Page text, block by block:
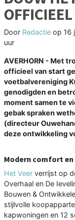
Door Redactie op 16
uur
AVERHORN - Met
officieel van start
voetbalvereniging
genodigden en
moment samen te
gebak spraken
(directeur
deze ontwikkeling
Modern comfort
Het Veer verrijst op
Overhaal en De
Bouwen &
stijlvolle
kapwoningen en 12